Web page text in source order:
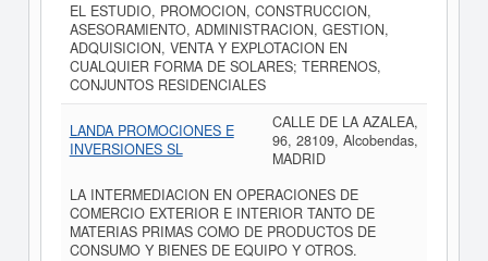
EL ESTUDIO, PROMOCION, CONSTRUCCION,
ASESORAMIENTO, ADMINISTRACION, GESTION,
ADQUISICION, VENTA Y EXPLOTACION EN
CUALQUIER FORMA DE SOLARES; TERRENOS,
CONJUNTOS RESIDENCIALES
LANDA PROMOCIONES E
INVERSIONES SL
CALLE DE LA AZALEA,
96, 28109, Alcobendas,
MADRID
LA INTERMEDIACION EN OPERACIONES DE
COMERCIO EXTERIOR E INTERIOR TANTO DE
MATERIAS PRIMAS COMO DE PRODUCTOS DE
CONSUMO Y BIENES DE EQUIPO Y OTROS.